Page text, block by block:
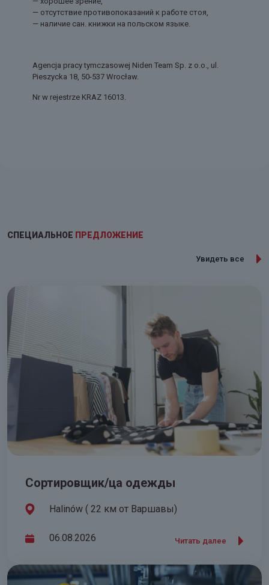
— отсутствие противопоказаний к работе стоя,
— наличие сан. книжки на польском языке.
Agencja pracy tymczasowej Niden Team Sp. z o.o., ul.
Pieszycka 18, 50-537 Wrocław.
Nr w rejestrze KRAZ 16013.
СПЕЦИАЛЬНОЕ ПРЕДЛОЖЕНИЕ
Увидеть все
Сортировщик/ца одежды
Halinów ( 22 км от Варшавы)
06.08.2026 Читать далее